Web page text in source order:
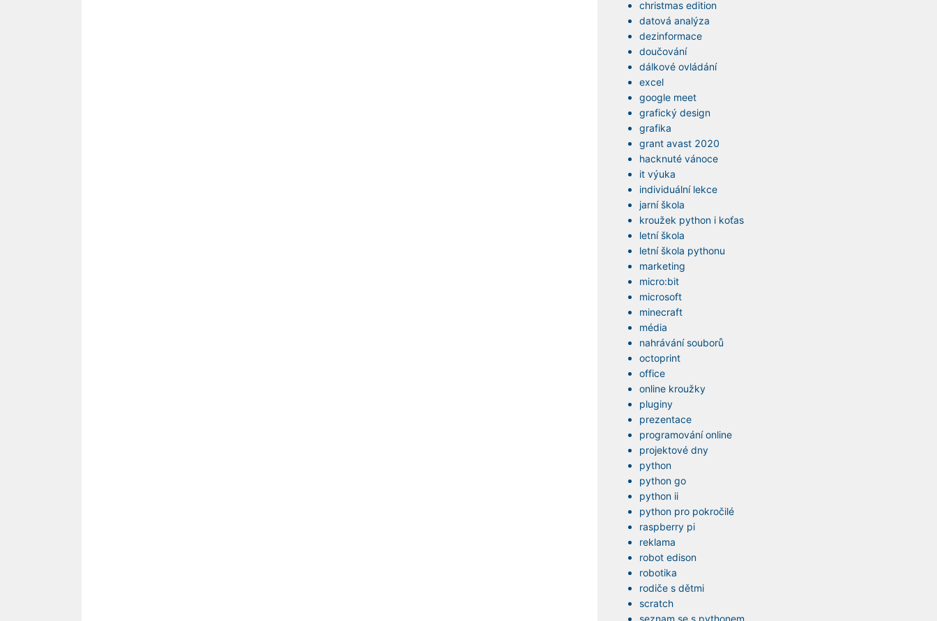
christmas edition
datová analýza
dezinformace
doučování
dálkové ovládání
excel
google meet
grafický design
grafika
grant avast 2020
hacknuté vánoce
it výuka
individuální lekce
jarní škola
kroužek python i koťas
letní škola
letní škola pythonu
marketing
micro:bit
microsoft
minecraft
média
nahrávání souborů
octoprint
office
online kroužky
pluginy
prezentace
programování online
projektové dny
python
python go
python ii
python pro pokročilé
raspberry pi
reklama
robot edison
robotika
rodiče s dětmi
scratch
seznam se s pythonem